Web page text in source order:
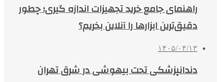
راهنمای جامع خرید تجهیزات اندازه گیری؛ چطور
دقیق‌ترین ابزارها را آنلاین بخریم؟
۱۴۰۵/۰۴/۱۳
دندانپزشکی تحت بیهوشی در شرق تهران